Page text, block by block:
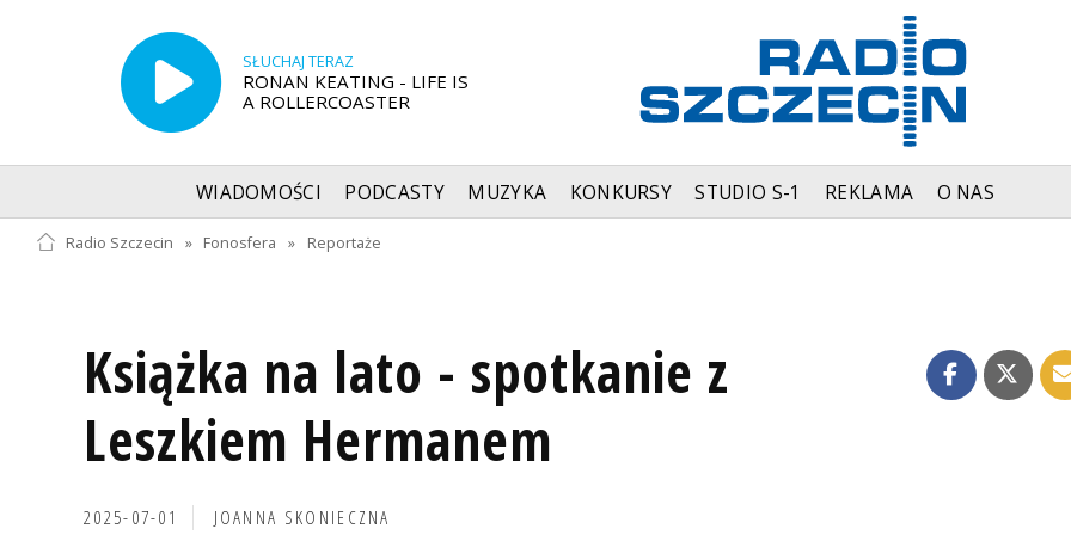
SŁUCHAJ TERAZ
RONAN KEATING - LIFE IS
A ROLLERCOASTER
WIADOMOŚCI PODCASTY MUZYKA KONKURSY STUDIO S-1 REKLAMA O NAS
Radio Szczecin » Fonosfera » Reportaże
Książka na lato - spotkanie z
Leszkiem Hermanem
2025-07-01 JOANNA SKONIECZNA